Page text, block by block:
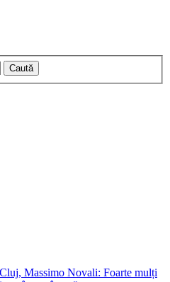
Caută